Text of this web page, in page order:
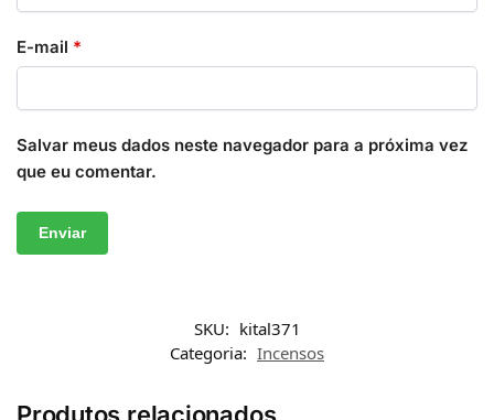
E-mail *
Salvar meus dados neste navegador para a próxima vez
que eu comentar.
SKU: kital371
Categoria: Incensos
Produtos relacionados